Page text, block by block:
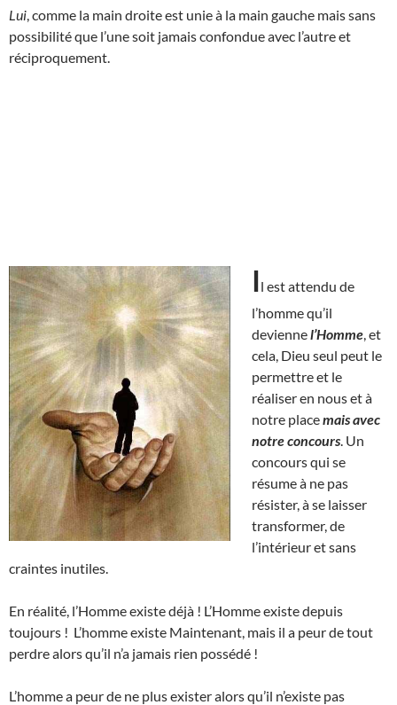
Lui , comme la main droite est unie à la main gauche mais sans
possibilité que l’une soit jamais confondue avec l’autre et
réciproquement.
Il est attendu de
l’homme qu’il
deviennel’Homme , et
cela, Dieu seul peut le
permettre et le
réaliser en nous et à
notre placemais avec
notre concours . Un
concours qui se
résume à ne pas
résister, à se laisser
transformer, de
l’intérieur et sans
craintes inutiles.
En réalité, l’Homme existe déjà ! L’Homme existe depuis
toujours ! L’homme existe Maintenant, mais il a peur de tout
perdre alors qu’il n’a jamais rien possédé !
L’homme a peur de ne plus exister alors qu’il n’existe pas